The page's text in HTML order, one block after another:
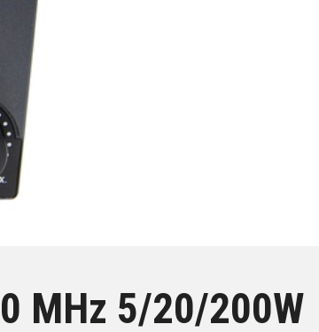
MHz 5/20/200W